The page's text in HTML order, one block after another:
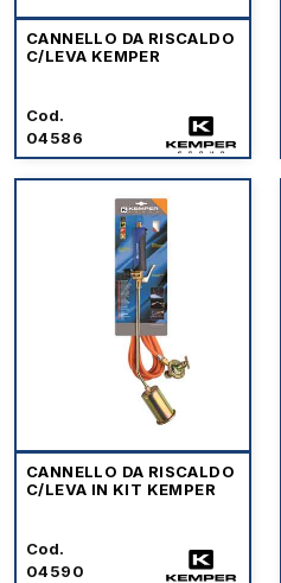
CANNELLO DA RISCALDO
C/LEVA KEMPER
Cod.
04586
CANNELLO DA RISCALDO
C/LEVA IN KIT KEMPER
Cod.
04590